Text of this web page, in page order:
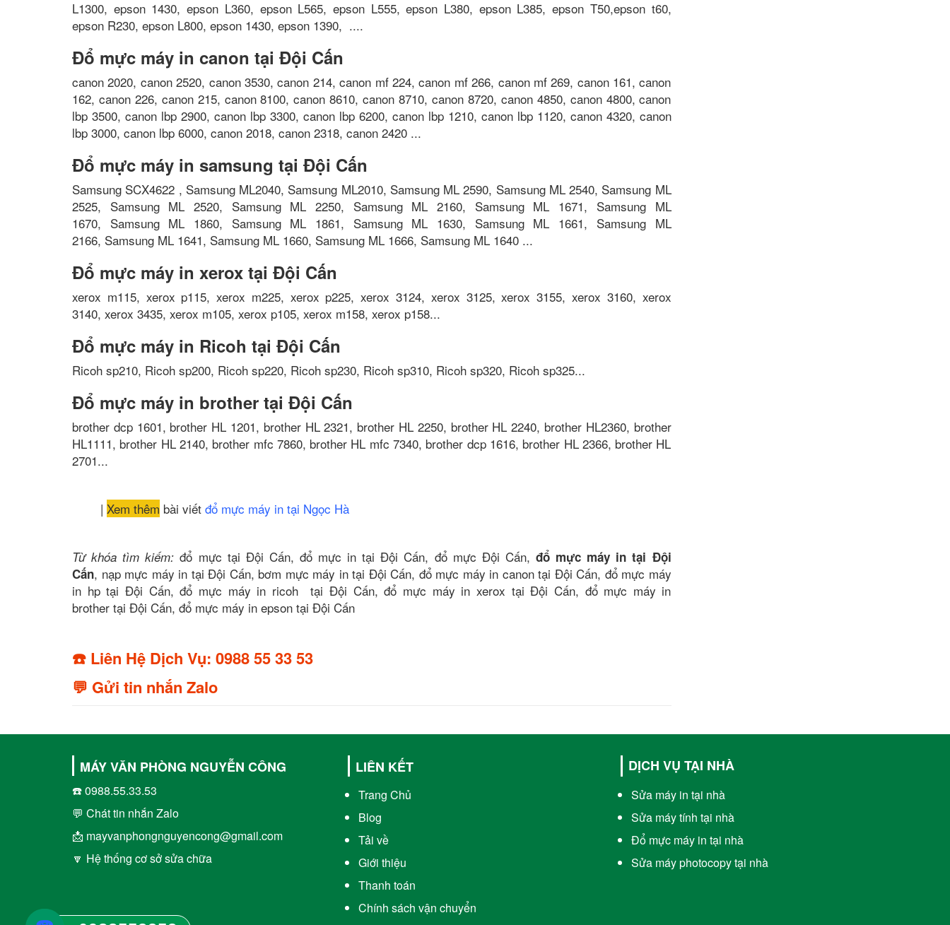
L1300, epson 1430, epson L360, epson L565, epson L555, epson L380, epson L385, epson T50,epson t60,
epson R230, epson L800, epson 1430, epson 1390, ....
Đổ mực máy in canon tại Đội Cấn
canon 2020, canon 2520, canon 3530, canon 214, canon mf 224, canon mf 266, canon mf 269, canon 161, canon
162, canon 226, canon 215, canon 8100, canon 8610, canon 8710, canon 8720, canon 4850, canon 4800, canon
lbp 3500, canon lbp 2900, canon lbp 3300, canon lbp 6200, canon lbp 1210, canon lbp 1120, canon 4320, canon
lbp 3000, canon lbp 6000, canon 2018, canon 2318, canon 2420 ...
Đổ mực máy in samsung tại Đội Cấn
Samsung SCX4622 , Samsung ML2040, Samsung ML2010, Samsung ML 2590, Samsung ML 2540, Samsung ML
2525, Samsung ML 2520, Samsung ML 2250, Samsung ML 2160, Samsung ML 1671, Samsung ML
1670, Samsung ML 1860, Samsung ML 1861, Samsung ML 1630, Samsung ML 1661, Samsung ML
2166, Samsung ML 1641, Samsung ML 1660, Samsung ML 1666, Samsung ML 1640 ...
Đổ mực máy in xerox tại Đội Cấn
xerox m115, xerox p115, xerox m225, xerox p225, xerox 3124, xerox 3125, xerox 3155, xerox 3160, xerox
3140, xerox 3435, xerox m105, xerox p105, xerox m158, xerox p158...
Đổ mực máy in Ricoh tại Đội Cấn
Ricoh sp210, Ricoh sp200, Ricoh sp220, Ricoh sp230, Ricoh sp310, Ricoh sp320, Ricoh sp325...
Đổ mực máy in brother tại Đội Cấn
brother dcp 1601, brother HL 1201, brother HL 2321, brother HL 2250, brother HL 2240, brother HL2360, brother
HL1111, brother HL 2140, brother mfc 7860, brother HL mfc 7340, brother dcp 1616, brother HL 2366, brother HL
2701...
| Xem thêm bài viết đổ mực máy in tại Ngọc Hà
Từ khóa tìm kiếm: đổ mực tại Đội Cấn, đổ mực in tại Đội Cấn, đổ mực Đội Cấn, đổ mực máy in tại Đội
Cấn, nạp mực máy in tại Đội Cấn, bơm mực máy in tại Đội Cấn, đổ mực máy in canon tại Đội Cấn, đổ mực máy
in hp tại Đội Cấn, đổ mực máy in ricoh tại Đội Cấn, đổ mực máy in xerox tại Đội Cấn, đổ mực máy in
brother tại Đội Cấn, đổ mực máy in epson tại Đội Cấn
☎️ Liên Hệ Dịch Vụ: 0988 55 33 53
💬 Gửi tin nhắn Zalo
MÁY VĂN PHÒNG NGUYỄN CÔNG
☎️ 0988.55.33.53
💬 Chát tin nhắn Zalo
📩 mayvanphongnguyencong@gmail.com
🔽 Hệ thống cơ sở sửa chữa
LIÊN KẾT
Trang Chủ
Blog
Tải về
Giới thiệu
Thanh toán
Chính sách vận chuyển
DỊCH VỤ TẠI NHÀ
Sửa máy in tại nhà
Sửa máy tính tại nhà
Đổ mực máy in tại nhà
Sửa máy photocopy tại nhà